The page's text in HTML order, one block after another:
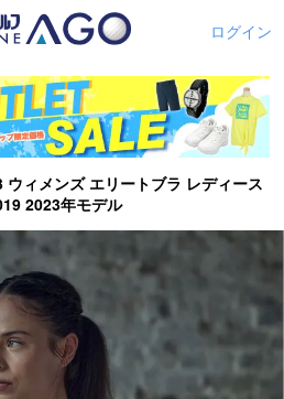
ログイン
ィメンズ エリートブラ レディース
2023年モデル